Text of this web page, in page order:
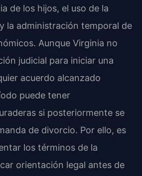
de los hijos, el uso de la
la administración temporal de
Aunque Virginia no
judicial para iniciar una
acuerdo alcanzado
puede tener
si posteriormente se
de divorcio. Por ello, es
los términos de la
orientación legal antes de